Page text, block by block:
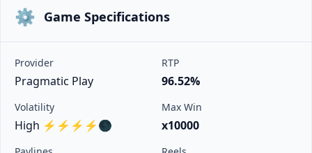
⚙️ Game Specifications
Provider
Pragmatic Play
RTP
96.52%
Volatility
High ⚡⚡⚡⚡🌑
Max Win
x10000